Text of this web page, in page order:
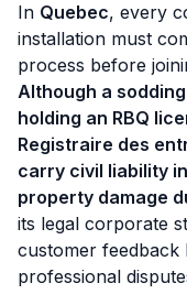
In Quebec, every
installation must
process before
Although a
holding an RBQ
Registraire des
carry civil liability
property damage
its legal corporate
customer feedback
professional